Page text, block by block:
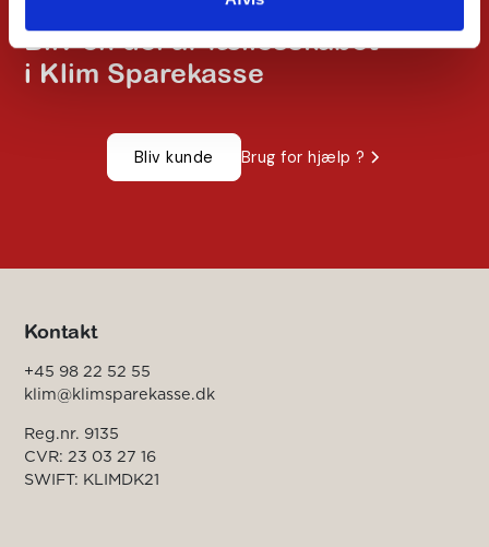
Bliv en del af fællesskabet
i Klim Sparekasse
Bliv kunde Brug for hjælp ?
Kontakt
+45 98 22 52 55
klim@klimsparekasse.dk
Reg.nr. 9135
CVR: 23 03 27 16
SWIFT: KLIMDK21